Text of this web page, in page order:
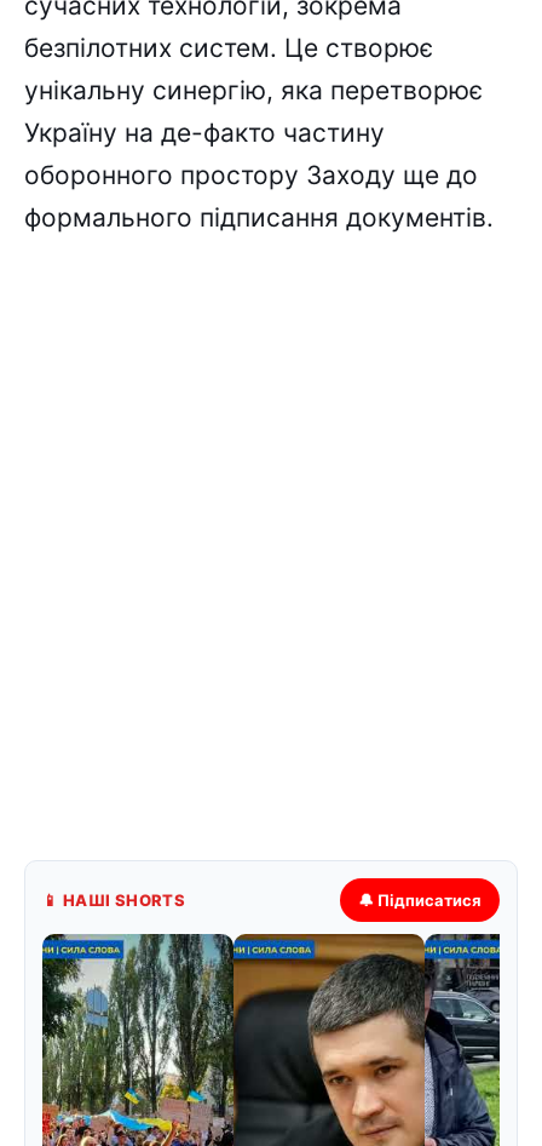
безпілотних систем. Це створює
унікальну синергію, яка перетворює
Україну на де-факто частину
оборонного простору Заходу ще до
формального підписання документів.
📱 НАШІ SHORTS 🔔 Підписатися